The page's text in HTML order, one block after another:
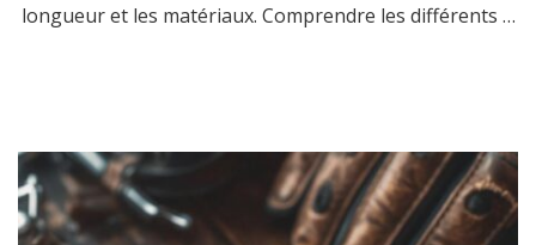
longueur et les matériaux. Comprendre les différents …